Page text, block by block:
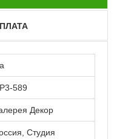
589
Декор
Студия